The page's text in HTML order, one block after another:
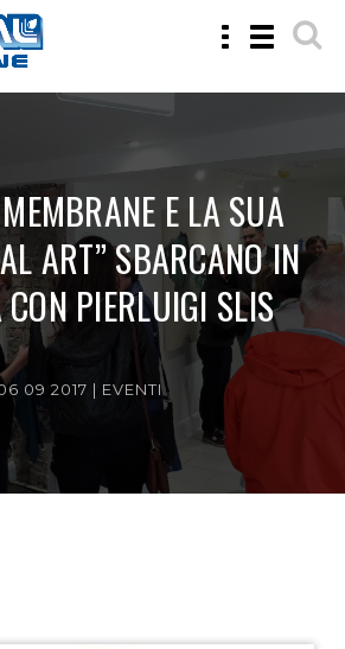
ToggleToggle
E LA SUA
ART” SBARCANO IN
PIERLUIGI SLIS
09 2017 | EVENTI